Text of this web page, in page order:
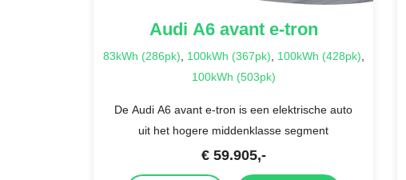
Audi A6 avant e-tron
83kWh (286pk) 100kWh (367pk) 100kWh (428pk)
100kWh (503pk)
De Audi A6 avant e-tron is een elektrische auto
uit het hogere middenklasse segment
€ 59.905,-